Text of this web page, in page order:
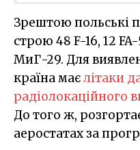
Зрештою польські
строю 48 F-16, 12
МиГ-29. Для
країна маєлітаки
радіолокаційного
До того ж,
аеростатах за